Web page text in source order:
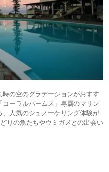
の空のグラデーションがおすす
ーラルパームス」専属のマリン
人気のシュノーケリング体験が
りの魚たちやウミガメとの出会い